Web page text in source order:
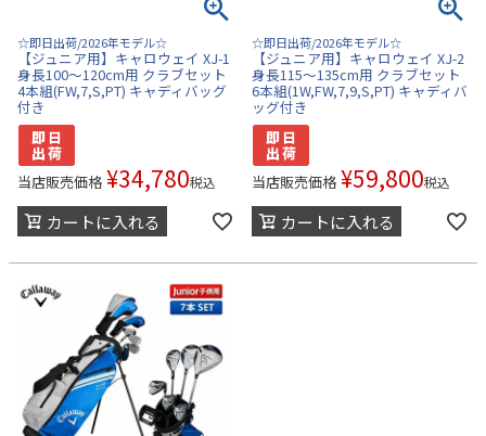
☆即日出荷/2026年モデル☆
【ジュニア用】キャロウェイ XJ-1
身長100～120cm用 クラブセット
4本組(FW,7,S,PT) キャディバッグ
付き
当店販売価格 ¥34,780税込
カートに入れる
☆即日出荷/2026年モデル☆
【ジュニア用】キャロウェイ XJ-2
身長115～135cm用 クラブセット
6本組(1W,FW,7,9,S,PT) キャディバ
ッグ付き
当店販売価格 ¥59,800税込
カートに入れる